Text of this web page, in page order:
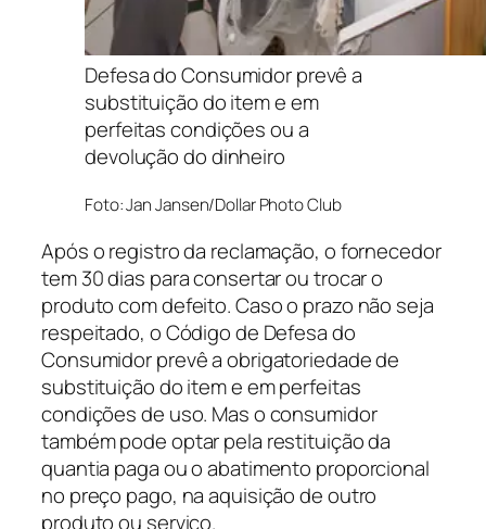
Defesa do Consumidor prevê a
substituição do item e em
perfeitas condições ou a
devolução do dinheiro
Foto: Jan Jansen/Dollar Photo Club
Após o registro da reclamação, o fornecedor
tem 30 dias para consertar ou trocar o
produto com defeito. Caso o prazo não seja
respeitado, o Código de Defesa do
Consumidor prevê a obrigatoriedade de
substituição do item e em perfeitas
condições de uso. Mas o consumidor
também pode optar pela restituição da
quantia paga ou o abatimento proporcional
no preço pago, na aquisição de outro
produto ou serviço.